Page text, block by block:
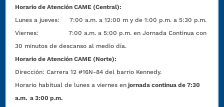
Horario de Atención CAME (Central):
Lunes a jueves: 7:00 a.m. a 12:00 m y de 1:00 p.m. a 5:30 p.m.
Viernes: 7:00 a.m. a 5:00 p.m. en Jornada Continua con
30 minutos de descanso al medio día.
Horario de Atención CAME (Norte):
Dirección:Carrera 12 #16N-84 del barrio Kennedy.
Horario habitual de lunes a viernes en jornada continua de 7:30
a.m. a 3:00 p.m.